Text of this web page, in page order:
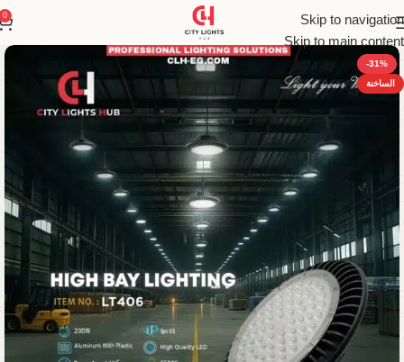
Skip to navigation
Skip to main content
0
-31%
الساخنة